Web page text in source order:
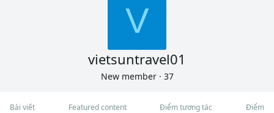
V
vietsuntravel01
New member · 37
Bài viết Featured content Điểm tương tác Điểm